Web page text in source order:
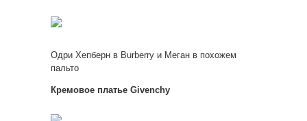
Одри Хепберн в Burberry и Меган в похожем
пальто
Кремовое платье Givenchy